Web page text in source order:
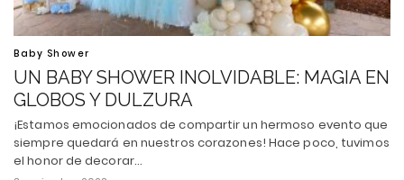
Baby Shower
UN BABY SHOWER INOLVIDABLE: MAGIA EN
GLOBOS Y DULZURA
¡Estamos emocionados de compartir un hermoso evento que
siempre quedará en nuestros corazones! Hace poco, tuvimos
el honor de decorar…